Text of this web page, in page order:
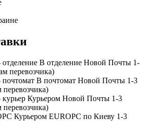
В отделение Новой Почты 1-
перевозчика)
В почтомат Новой Почты 1-3
Курьером Новой Почты 1-3
Курьером EUROPC по Киеву 1-3